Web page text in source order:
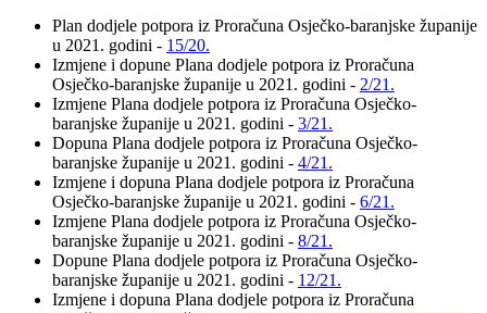
Plan dodjele potpora iz Proračuna Osječko-baranjske županije
u 2021. godini - 15/20.
Izmjene i dopune Plana dodjele potpora iz Proračuna
Osječko-baranjske županije u 2021. godini - 2/21.
Izmjene Plana dodjele potpora iz Proračuna Osječko-
baranjske županije u 2021. godini - 3/21.
Dopuna Plana dodjele potpora iz Proračuna Osječko-
baranjske županije u 2021. godini - 4/21.
Izmjene i dopuna Plana dodjele potpora iz Proračuna
Osječko-baranjske županije u 2021. godini - 6/21.
Izmjene Plana dodjele potpora iz Proračuna Osječko-
baranjske županije u 2021. godini - 8/21.
Dopune Plana dodjele potpora iz Proračuna Osječko-
baranjske županije u 2021. godini - 12/21.
Izmjene i dopuna Plana dodjele potpora iz Proračuna